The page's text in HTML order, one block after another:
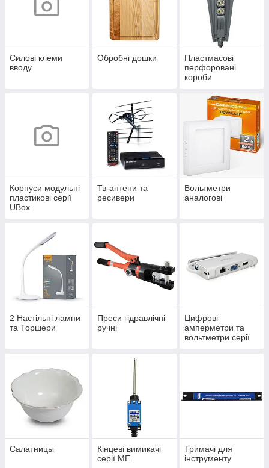
Силові клеми
вводу
Обробні дошки
Пластмасові
перфоровані
короби
Корпуси модульні
пластикові серії
UBox
Тв-антени та
ресивери
Вольтметри
аналогові
2 Настільні лампи
та Торшери
Преси гідравлічні
ручні
Цифрові
амперметри та
вольтметри серії
Салатницы
Кінцеві вимикачі
серії МЕ
Тримачі для
інструменту